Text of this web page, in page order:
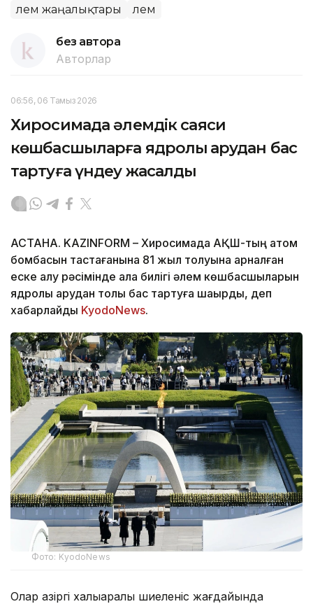
Әлем жаңалықтары Әлем
без автора
Авторлар
06:56, 06 Тамыз 2026
Хиросимада әлемдік саяси
көшбасшыларға ядролық қарудан бас
тартуға үндеу жасалды
АСТАНА. KAZINFORM – Хиросимада АҚШ-тың атом
бомбасын тастағанына 81 жыл толуына арналған
еске алу рәсімінде қала билігі әлем көшбасшыларын
ядролық қарудан толық бас тартуға шақырды, деп
хабарлайды KyodoNews.
Фото: KyodoNews
Олар қазіргі халықаралық шиеленіс жағдайында